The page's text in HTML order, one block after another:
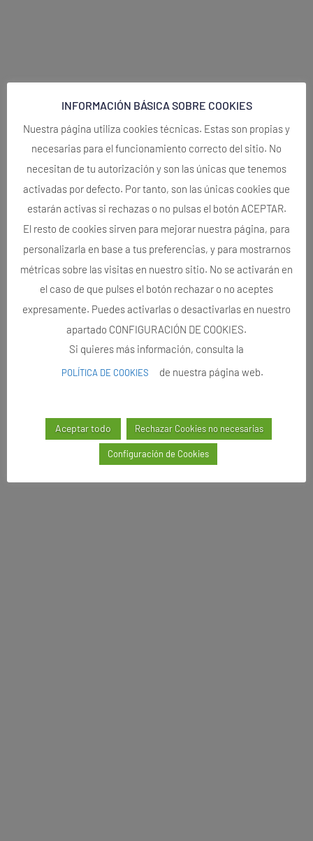
INFORMACIÓN BÁSICA SOBRE COOKIES
Nuestra página utiliza cookies técnicas. Estas son propias y
necesarias para el funcionamiento correcto del sitio. No
necesitan de tu autorización y son las únicas que tenemos
activadas por defecto. Por tanto, son las únicas cookies que
estarán activas si rechazas o no pulsas el botón ACEPTAR.
El resto de cookies sirven para mejorar nuestra página, para
personalizarla en base a tus preferencias, y para mostrarnos
métricas sobre las visitas en nuestro sitio. No se activarán en
el caso de que pulses el botón rechazar o no aceptes
expresamente. Puedes activarlas o desactivarlas en nuestro
apartado CONFIGURACIÓN DE COOKIES.
Si quieres más información, consulta la
POLÍTICA DE COOKIES de nuestra página web.
Aceptar todo Rechazar Cookies no necesarias
Configuración de Cookies